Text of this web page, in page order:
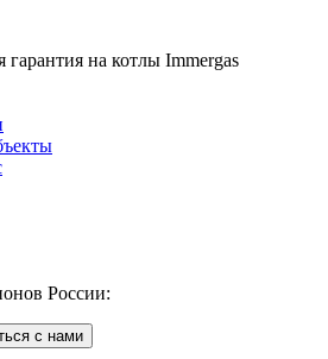
гарантия на котлы Immergas
России:
с нами